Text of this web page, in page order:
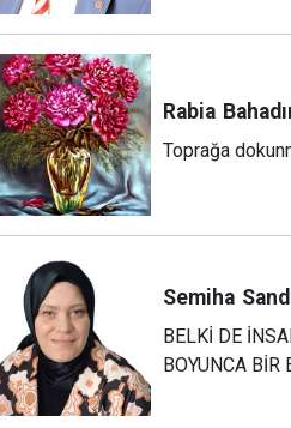
Rabia
Toprağa
Semiha
BELKİ DE
BOYUNCA BİR